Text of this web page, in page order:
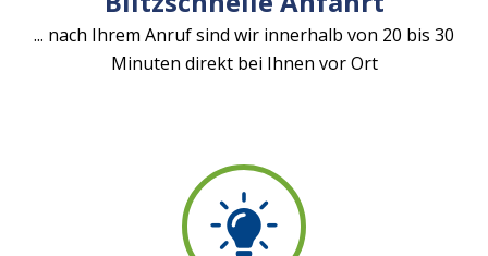
... nach Ihrem Anruf sind wir innerhalb von 20 bis 30
Minuten direkt bei Ihnen vor Ort